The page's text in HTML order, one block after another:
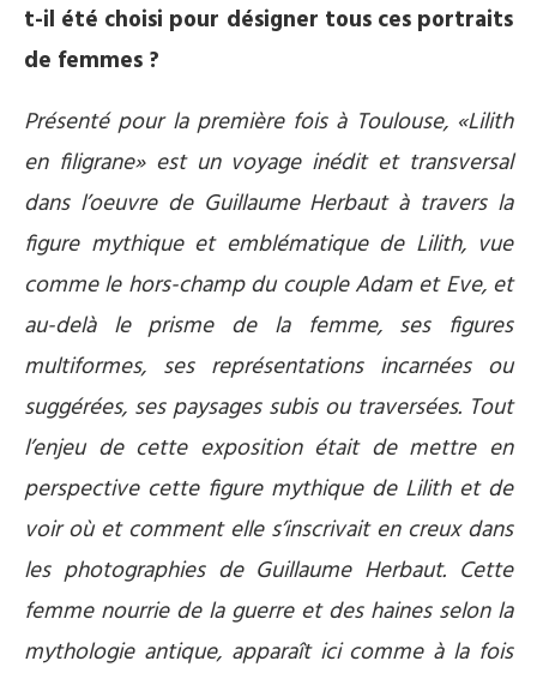
t-il été choisi pour désigner tous ces portraits
de femmes ?
Présenté pour la première fois à Toulouse, «Lilith
en filigrane» est un voyage inédit et transversal
dans l’oeuvre de Guillaume Herbaut à travers la
figure mythique et emblématique de Lilith, vue
comme le hors-champ du couple Adam et Eve, et
au-delà le prisme de la femme, ses figures
multiformes, ses représentations incarnées ou
suggérées, ses paysages subis ou traversées. Tout
l’enjeu de cette exposition était de mettre en
perspective cette figure mythique de Lilith et de
voir où et comment elle s’inscrivait en creux dans
les photographies de Guillaume Herbaut. Cette
femme nourrie de la guerre et des haines selon la
mythologie antique, apparaît ici comme à la fois